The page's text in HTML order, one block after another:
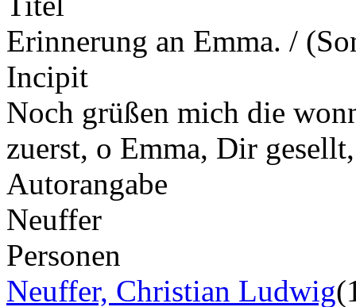
Erinnerung an Emma. /
Incipit
Noch grüßen mich die
zuerst, o Emma, Dir
Autorangabe
Neuffer
Personen
Neuffer, Christian Ludwig